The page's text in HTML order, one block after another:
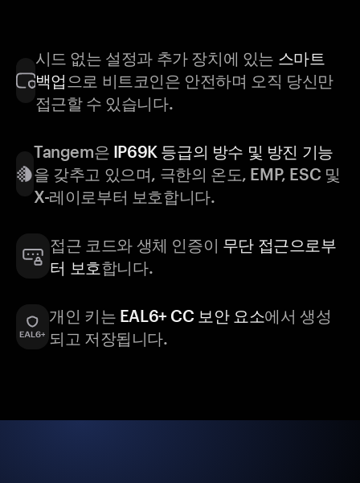
시드 없는 설정과 추가 장치에 있는 스마트
백업 으로 비트코인은 안전하며 오직 당신만
접근할 수 있습니다.
Tangem은 IP69K 등급의 방수 및 방진 기능
을 갖추고 있으며, 극한의 온도, EMP, ESC 및
X-레이로부터 보호합니다.
접근 코드와 생체 인증이 무단 접근으로부
터 보호합니다.
개인 키는 EAL6+ CC 보안 요소에서 생성
되고 저장됩니다.